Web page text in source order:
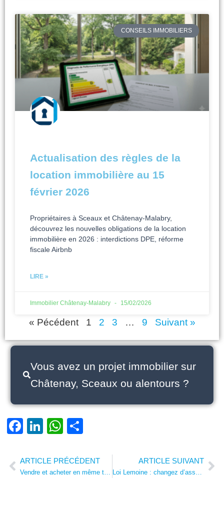
CONSEILS IMMOBILIERS
Actualisation des règles de la
location immobilière au 15
février 2026
Propriétaires à Sceaux et Châtenay-Malabry,
découvrez les nouvelles obligations de la location
immobilière en 2026 : interdictions DPE, réforme
fiscale Airbnb
LIRE »
Immobilier Châtenay-Malabry 15/02/2026
« Pécédent 1 2 3 … 9 Suivant »
Vous avez un projet immobilier sur
Châtenay, Sceaux ou alentours ?
Facebook
LinkedIn
WhatsApp
Prev
ARTICLE PRÉCÉDENT ARTICLE SUIVANT